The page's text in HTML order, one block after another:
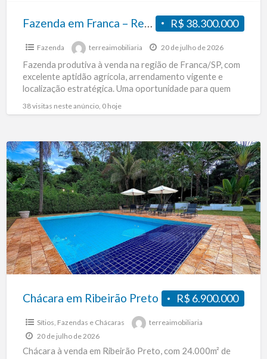
R$ 38.300.000
Fazenda em Franca – Renda Garantida
Fazenda terreaimobiliaria 20 de julho de 2026
Fazenda produtiva à venda na região de Franca/SP, com
excelente aptidão agrícola, arrendamento vigente e
localização estratégica. Uma oportunidade para quem
38 visitas neste anúncio, 0 hoje
Chácara
em
Ribeirão
Preto
R$ 6.900.000
Chácara em Ribeirão Preto
Sítios, Fazendas e Chácaras
terreaimobiliaria
20 de julho de 2026
Chácara à venda em Ribeirão Preto, com 24.000m² de